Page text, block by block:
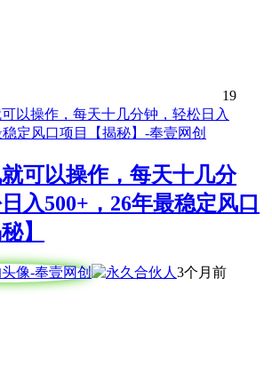
19
可以操作，每天十几分
入500+，26年最稳定风口
】
3个月前